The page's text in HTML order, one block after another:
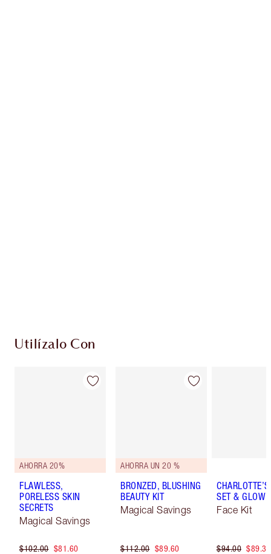
Utilízalo Con
AHORRA 20%
FLAWLESS,
PORELESS SKIN
SECRETS
Magical Savings
$102.00 $81.60
AHORRA UN 20 %
BRONZED, BLUSHING
BEAUTY KIT
Magical Savings
$112.00 $89.60
SET & GLOW
Face Kit
$94.00 $89.30